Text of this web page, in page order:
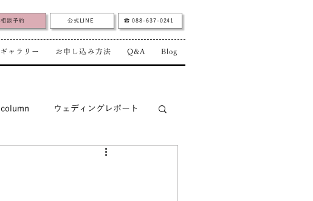
相談予約 公式LINE ☎︎ 088-637-0241
ギャラリー お申し込み方法 Q&A Blog
column ウェディングレポート